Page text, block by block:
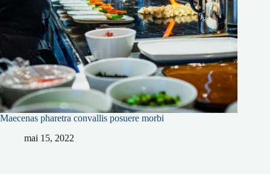
Maecenas pharetra convallis posuere morbi
mai 15, 2022